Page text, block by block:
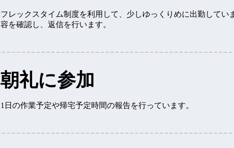
フレックスタイム制度を利用して、少しゆっくりめに出勤して
容を確認し、返信を行います。
朝礼に参加
1日の作業予定や帰宅予定時間の報告を行っています。